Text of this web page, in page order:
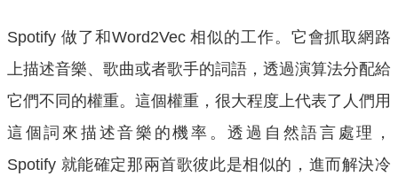
Spotify 做了和Word2Vec 相似的工作。它會抓取網路
上描述音樂、歌曲或者歌手的詞語，透過演算法分配給
它們不同的權重。這個權重，很大程度上代表了人們用
這個詞來描述音樂的機率。透過自然語言處理，
Spotify 就能確定那兩首歌彼此是相似的，進而解決冷